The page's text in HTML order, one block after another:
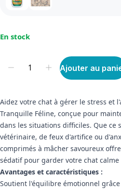
En stock
Ajouter au
Aidez votre chat à gérer le stress et
Tranquille Féline, conçue pour
dans les situations difficiles. Que ce
vétérinaire, de feux d'artifice ou
comprimés à mâcher savoureux
sédatif pour garder votre chat calme
Avantages et caractéristiques :
Soutient l'équilibre émotionnel